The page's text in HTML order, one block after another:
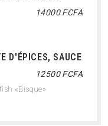
14000 FCFA
D'ÉPICES, SAUCE
12500 FCFA
«Bisque»